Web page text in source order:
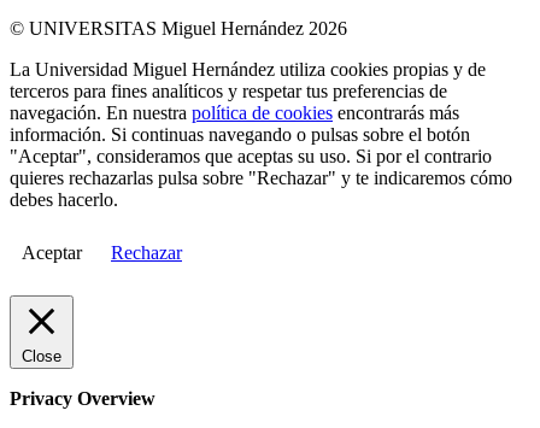
© UNIVERSITAS Miguel Hernández 2026
La Universidad Miguel Hernández utiliza cookies propias y de
terceros para fines analíticos y respetar tus preferencias de
navegación. En nuestra política de cookies encontrarás más
información. Si continuas navegando o pulsas sobre el botón
"Aceptar", consideramos que aceptas su uso. Si por el contrario
quieres rechazarlas pulsa sobre "Rechazar" y te indicaremos cómo
debes hacerlo.
Aceptar Rechazar
Close
Privacy Overview